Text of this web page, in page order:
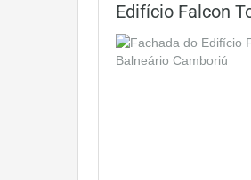
Edifício Falcon